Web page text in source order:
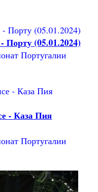
Порту (05.01.2024)
Португалии
- Каза Пия
Португалии